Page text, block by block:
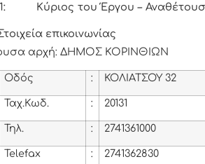
Κύριος του Έργου –
επικοινωνίας
αρχή: ΔΗΜΟΣ ΚΟΡΙΝΘΙΩΝ
Οδός : ΚΟΛΙΑΤΣΟΥ 32
Ταχ.Κωδ. : 20131
Τηλ. : 2741361000
Telefax : 2741362830